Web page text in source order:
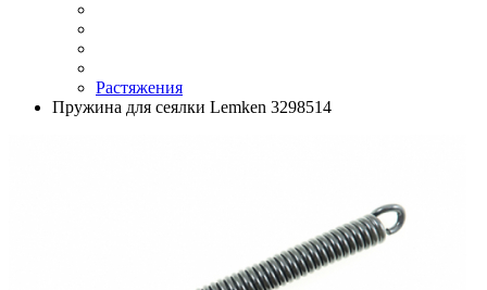
Растяжения
Пружина для сеялки Lemken 3298514